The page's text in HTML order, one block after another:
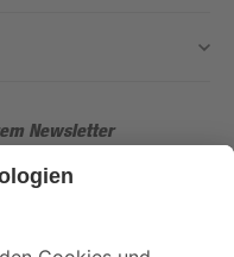
Newsletter
mehr verpassen!